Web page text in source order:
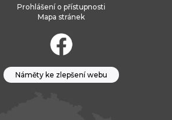
Prohlášení o přístupnosti
Mapa stránek
Náměty ke zlepšení webu